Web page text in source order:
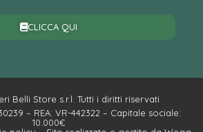
CLICCA QUI
Belli Store s.r.l. Tutti i diritti riservati
– REA: VR-442322 – Capitale sociale:
10.000€